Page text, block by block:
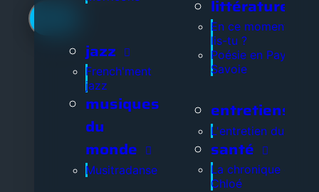
jazz
French'ment
jazz
musiques
du
monde
Musitradanse
littérature
En ce moment, que
lis-tu ?
Poésie en Pays de
Savoie
entretiens
L'entretien du jour
santé
La chronique de
Chloé